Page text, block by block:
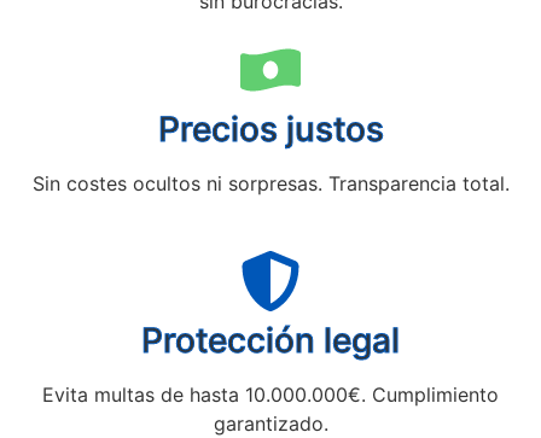
Precios justos
Sin costes ocultos ni sorpresas. Transparencia total.
Protección legal
Evita multas de hasta 10.000.000€. Cumplimiento
garantizado.